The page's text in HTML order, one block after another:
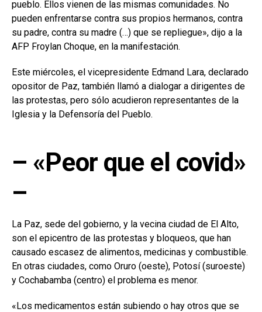
pueblo. Ellos vienen de las mismas comunidades. No
pueden enfrentarse contra sus propios hermanos, contra
su padre, contra su madre (…) que se repliegue», dijo a la
AFP Froylan Choque, en la manifestación.
Este miércoles, el vicepresidente Edmand Lara, declarado
opositor de Paz, también llamó a dialogar a dirigentes de
las protestas, pero sólo acudieron representantes de la
Iglesia y la Defensoría del Pueblo.
– «Peor que el covid»
–
La Paz, sede del gobierno, y la vecina ciudad de El Alto,
son el epicentro de las protestas y bloqueos, que han
causado escasez de alimentos, medicinas y combustible.
En otras ciudades, como Oruro (oeste), Potosí (suroeste)
y Cochabamba (centro) el problema es menor.
«Los medicamentos están subiendo o hay otros que se